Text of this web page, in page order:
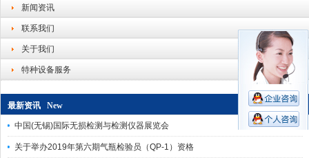
新闻资讯
联系我们
关于我们
特种设备服务
最新资讯 New
中国(无锡)国际无损检测与检测仪器展览会
关于举办2019年第六期气瓶检验员（QP-1）资格